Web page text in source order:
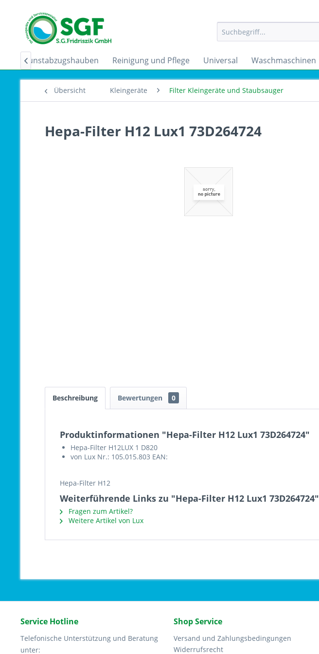
Dunstabzugshauben Reinigung und Pflege Universal Waschmaschinen

Übersicht Kleingeräte Filter Kleingeräte und Staubsauger
Hepa-Filter H12 Lux1 73D264724
Beschreibung Bewertungen 0
Produktinformationen "Hepa-Filter H12 Lux1 73D264724"
Hepa-Filter H12LUX 1 D820
von Lux Nr.: 105.015.803 EAN:
Hepa-Filter H12
Weiterführende Links zu "Hepa-Filter H12 Lux1 73D264724"
Fragen zum Artikel?
Weitere Artikel von Lux
Service Hotline
Telefonische Unterstützung und Beratung
unter:
Shop Service
Versand und Zahlungsbedingungen
Widerrufsrecht